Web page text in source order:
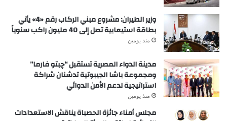
وزير الطيران: مشروع مبني الركاب رقم «4» يأتي
بطاقة استيعابية تصل إلى 40 مليون راكب سنوياً
منذ يومين
مدينة الدواء المصرية تستقبل “چبتو فارما”
ومجموعة باشا الجيبوتية تدشنان شراكة
استراتيجية لدعم الأمن الدوائي
منذ يومين
مجلس أمناء جائزة الحصباة يناقش الاستعدادات